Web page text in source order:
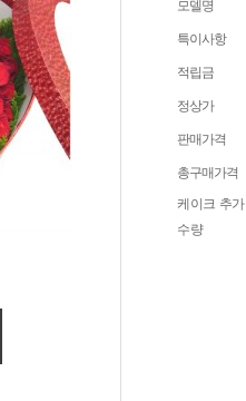
모델명
특이사항
적립금
정상가
판매가격
총구매가격
케이크 추가
수량